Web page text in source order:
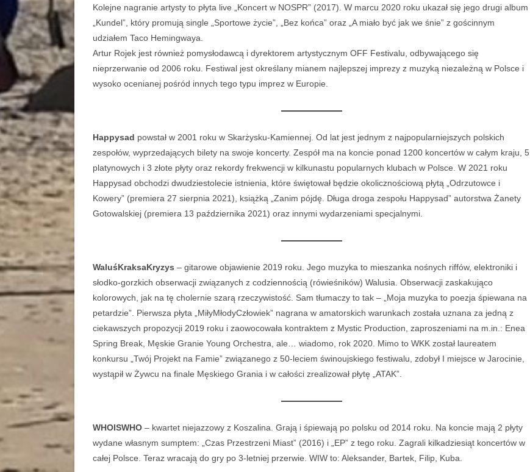
Kolejne nagranie artysty to płyta live „Koncert w NOSPR” (2017). W marcu 2020 roku ukazał się jego drugi album
„Kundel”, który promują single „Sportowe życie”, „Bez końca” oraz „A miało być jak we śnie” z gościnnym
udziałem Taco Hemingwaya.
Artur Rojek jest również pomysłodawcą i dyrektorem artystycznym OFF Festivalu, odbywającego się
nieprzerwanie od 2006 roku. Festiwal jest określany mianem najlepszej imprezy z muzyką niezależną w Polsce i
wysoko ocenianej pośród innych tego typu imprez w Europie.
Happysad powstał w 2001 roku w Skarżysku-Kamiennej. Od lat jest jednym z najpopularniejszych polskich
zespołów, wyprzedających bilety na swoje koncerty. Zespół ma na koncie ponad 1200 koncertów w całym kraju, 5
platynowych i 3 złote płyty oraz rekordy frekwencji w kilkunastu popularnych klubach w Polsce. W 2021 roku
Happysad obchodzi dwudziestolecie istnienia, które świętował będzie okolicznościową płytą „Odrzutowce i
Kowery” (premiera 27 sierpnia 2021), książką „Zanim pójdę. Długa droga zespołu Happysad” autorstwa Żanety
Gotowalskiej (premiera 13 października 2021) oraz innymi wydarzeniami specjalnymi.
WaluśKraksaKryzys – gitarowe objawienie 2019 roku. Jego muzyka to mieszanka nośnych riffów, elektroniki i
słodko-gorzkich obserwacji związanych z codziennością (rówieśników) Walusia. Obserwacji zaskakująco
kolorowych, jak na tę cholernie szarą rzeczywistość. Sam tłumaczy to tak – „Moja muzyka to poezja śpiewana na
petardzie”. Pierwsza płyta „MiłyMłodyCzłowiek” nagrana w amatorskich warunkach została uznana za jedną z
ciekawszych propozycji 2019 roku i zaowocowała kontraktem z Mystic Production, zaproszeniami na m.in.: Enea
Spring Break, Męskie Granie Young Orchestra, ale… wiadomo, rok 2020. Mimo to WKK został laureatem
konkursu „Twój Projekt na Famie” związanego z 50-leciem świnoujskiego festiwalu, zdobył I miejsce w Jarocinie,
wystąpił w Żywcu na finale Męskiego Grania i w całości zrealizował płytę „ATAK”.
WHOISWHO – kwartet niejazzowy z Koszalina. Grają i śpiewają po polsku od 2014 roku. Na koncie mają 2 płyty
wydane własnym sumptem: „Czas Przestrzeni Miast” (2016) i „EP” z tego roku. Zagrali kilkadziesiąt koncertów w
całej Polsce. Teraz wracają do gry po 3-letniej przerwie. WIW to: Aleksander, Bartek, Filip, Kuba.